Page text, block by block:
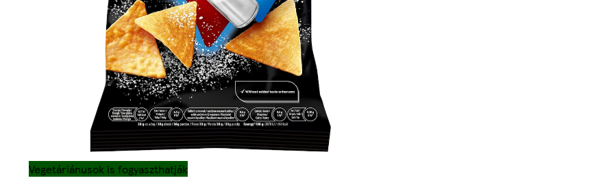
Vegetáriánusok is fogyaszthatják